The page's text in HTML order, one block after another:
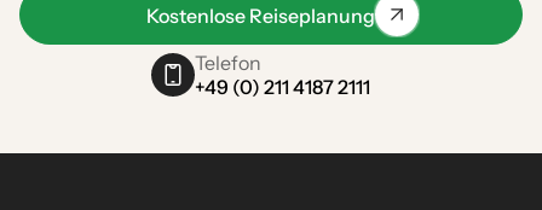
Kostenlose Reiseplanung
Telefon
+49 (0) 211 4187 2111